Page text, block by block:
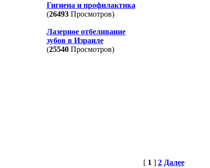
Гигиена и профилактика
(26493Просмотров)
Лазерное отбеливание
зубов в Израиле
(25540Просмотров)
[ 1 ] 2 Далее